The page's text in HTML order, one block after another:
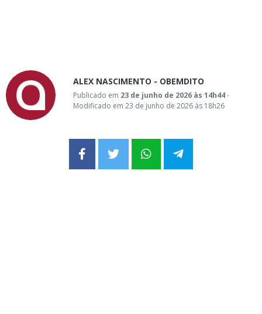
ALEX NASCIMENTO - OBEMDITO
Publicado em 23 de junho de 2026 às 14h44-
Modificado em 23 de junho de 2026 às 18h26